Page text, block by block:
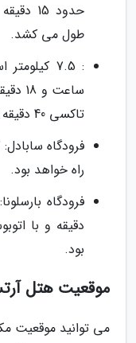
طول می کشد.
: 7.5
تاکسی 40 دقیقه ای شما را به این پارک می رساند.
راه خواهد بود.
دقیقه و با
بود.
موقعیت هتل
می توانید موقعیت